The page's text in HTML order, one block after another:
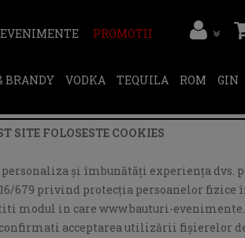
PROMOTII
BRANDY VODKA TEQUILA ROM GIN
SITE FOLOSESTE COOKIES
și îmbunătăți experiența
679 privind protecția persoanelor fizice
modul in care www.bauturi-
acceptarea utilizării fişierelor